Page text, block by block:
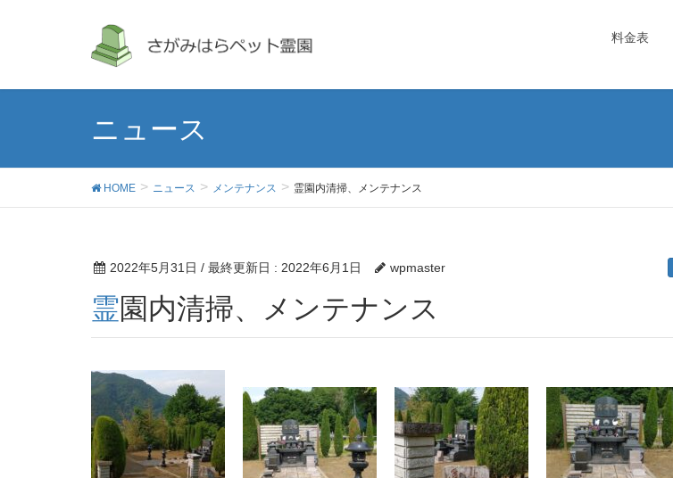
料金表
ニュース
HOME ニュース メンテナンス 霊園内清掃、メンテナンス
2022年5月31日 / 最終更新日 : 2022年6月1日 wpmaster
霊園内清掃、メンテナンス